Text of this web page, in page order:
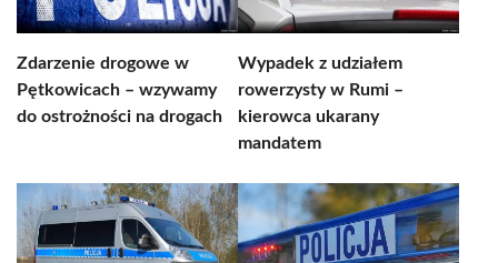
Zdarzenie drogowe w
Pętkowicach – wzywamy
do ostrożności na drogach
Wypadek z udziałem
rowerzysty w Rumi –
kierowca ukarany
mandatem